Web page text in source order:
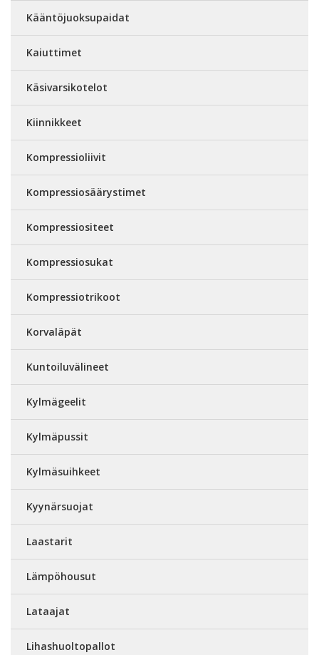
Kääntöjuoksupaidat
Kaiuttimet
Käsivarsikotelot
Kiinnikkeet
Kompressioliivit
Kompressiosäärystimet
Kompressiositeet
Kompressiosukat
Kompressiotrikoot
Korvaläpät
Kuntoiluvälineet
Kylmägeelit
Kylmäpussit
Kylmäsuihkeet
Kyynärsuojat
Laastarit
Lämpöhousut
Lataajat
Lihashuoltopallot